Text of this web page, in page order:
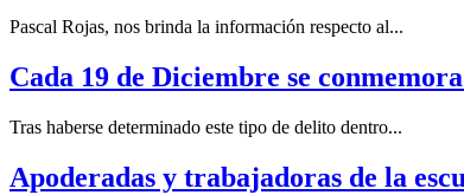
Pascal Rojas, nos brinda la información respecto al...
Cada 19 de Diciembre se
Tras haberse determinado este tipo de delito dentro...
Apoderadas y trabajadoras de la